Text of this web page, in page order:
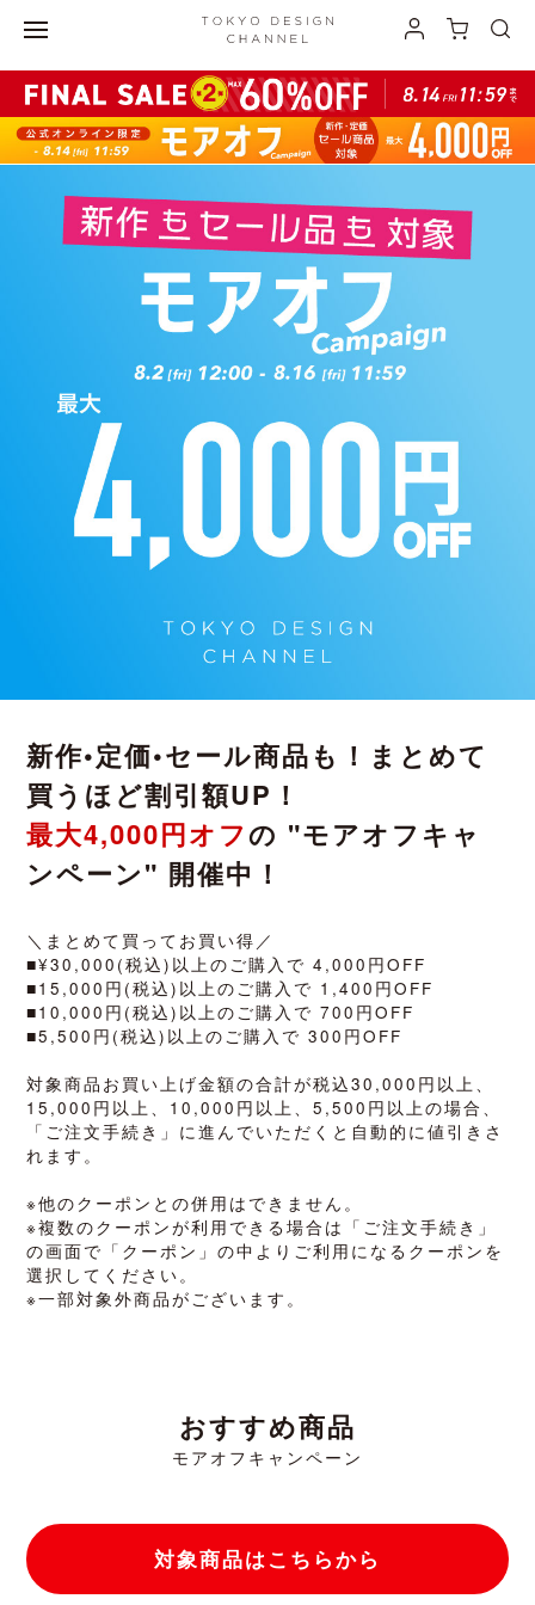
新作•定価•セール商品も！まとめて
買うほど割引額UP！
最大4,000円オフの "モアオフキャ
ンペーン" 開催中！
＼まとめて買ってお買い得／
■¥30,000(税込)以上のご購入で 4,000円OFF
■15,000円(税込)以上のご購入で 1,400円OFF
■10,000円(税込)以上のご購入で 700円OFF
■5,500円(税込)以上のご購入で 300円OFF
対象商品お買い上げ金額の合計が税込30,000円以上、
15,000円以上、10,000円以上、5,500円以上の場合、
「ご注文手続き」に進んでいただくと自動的に値引きさ
れます。
※他のクーポンとの併用はできません。
※複数のクーポンが利用できる場合は「ご注文手続き」
の画面で「クーポン」の中よりご利用になるクーポンを
選択してください。
※一部対象外商品がございます。
おすすめ商品
モアオフキャンペーン
対象商品はこちらから